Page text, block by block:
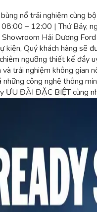
nổ trải nghiệm cùng
08:00 – 12:00 | Thứ Bảy,
Hải Dương
kiện, Quý khách hàng sẽ
ngưỡng thiết kế đầy
và trải nghiệm không gian
những công nghệ thông
ƯU ĐÃI ĐẶC BIỆT cùng